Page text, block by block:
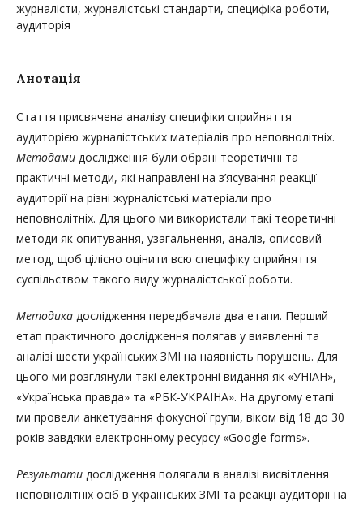
журналісти, журналістські стандарти, специфіка роботи,
аудиторія
Анотація
Стаття присвячена аналізу специфіки сприйняття
аудиторією журналістських матеріалів про неповнолітніх.
Методами дослідження були обрані теоретичні та
практичні методи, які направлені на з’ясування реакції
аудиторії на різні журналістські матеріали про
неповнолітніх. Для цього ми використали такі теоретичні
методи як опитування, узагальнення, аналіз, описовий
метод, щоб цілісно оцінити всю специфіку сприйняття
суспільством такого виду журналістської роботи.
Методика дослідження передбачала два етапи. Перший
етап практичного дослідження полягав у виявленні та
аналізі шести українських ЗМІ на наявність порушень. Для
цього ми розглянули такі електронні видання як «УНІАН»,
«Українська правда» та «РБК-УКРАЇНА». На другому етапі
ми провели анкетування фокусної групи, віком від 18 до 30
років завдяки електронному ресурсу «Google forms».
Результати дослідження полягали в аналізі висвітлення
неповнолітніх осіб в українських ЗМІ та реакції аудиторії на